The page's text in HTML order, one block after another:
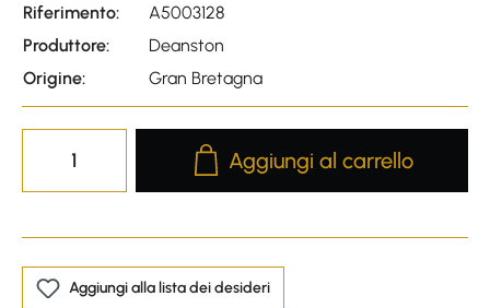
Riferimento:
A5003128
Produttore:
Deanston
Origine:
Gran Bretagna
Product Quantity: Enter the
Aggiungi al carrello
Aggiungi alla lista dei desideri